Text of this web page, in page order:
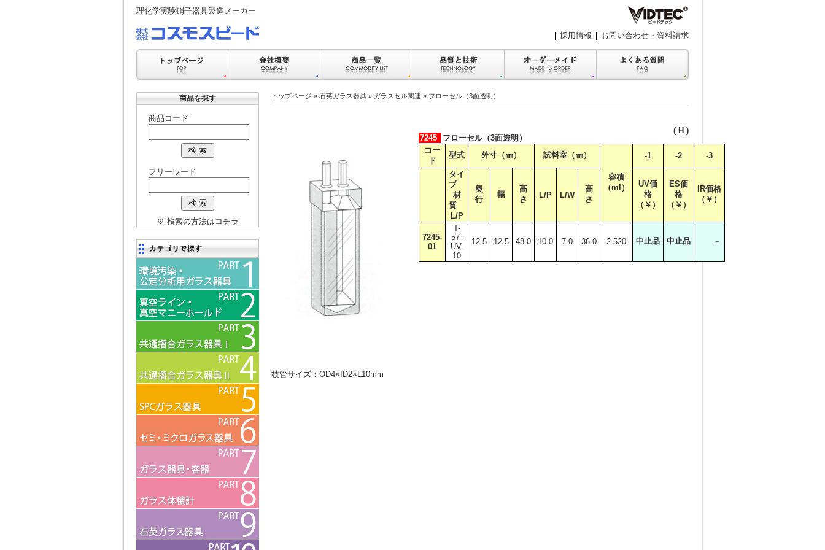
理化学実験硝子器具製造メーカー
お問い合わせ・資料請求
採用情報
商品を探す
商品コード
フリーワード
※ 検索の方法はコチラ
トップページ » 石英ガラス器具 » ガラスセル関連 » フローセル（3面透明）
( H )
7245
フローセル（3面透明）
コー
ド
型式 外寸（㎜） 試料室（㎜）
容積
（ml）
-1 -2
-3
タイ
プ
材
質
L/P
奥
行
幅
高
さ
L/P L/W
高
さ
UV価
格
（￥）
ES価
格
（￥）
IR価格
（￥）
7245-
01
T-
57-
UV-
10
12.5 12.5 48.0 10.0 7.0 36.0 2.520 中止品 中止品 －
枝管サイズ：OD4×ID2×L10mm